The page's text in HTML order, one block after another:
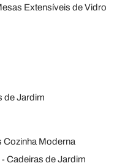
Extensíveis de Vidro
de Jardim
Cozinha Moderna
Cadeiras de Jardim